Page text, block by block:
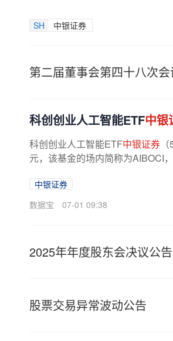
SH 中银证券
第二届董事会第四十八次
科创创业人工智能ETF中银
科创创业人工智能ETF中银证券
元，该基金的场内简称为AIBOCI
中银证券
数据宝
07-01 09:38
2025年年度股东会决议公告
股票交易异常波动公告